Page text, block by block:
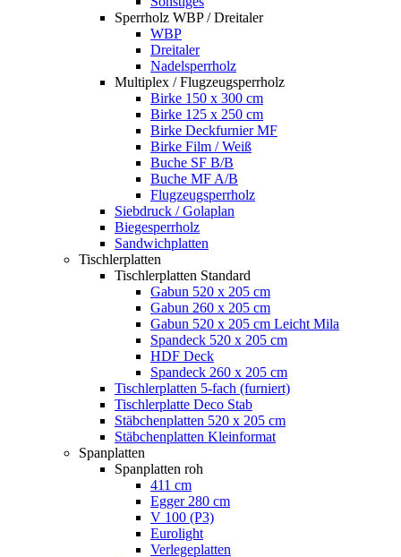
Sperrholz WBP / Dreitaler
WBP
Dreitaler
Nadelsperrholz
Multiplex / Flugzeugsperrholz
Birke 150 x 300 cm
Birke 125 x 250 cm
Birke Deckfurnier MF
Birke Film / Weiß
Buche SF B/B
Buche MF A/B
Flugzeugsperrholz
Siebdruck / Golaplan
Biegesperrholz
Sandwichplatten
Tischlerplatten
Tischlerplatten Standard
Gabun 520 x 205 cm
Gabun 260 x 205 cm
Gabun 520 x 205 cm Leicht Mila
Spandeck 520 x 205 cm
HDF Deck
Spandeck 260 x 205 cm
Tischlerplatten 5-fach (furniert)
Tischlerplatte Deco Stab
Stäbchenplatten 520 x 205 cm
Stäbchenplatten Kleinformat
Spanplatten
Spanplatten roh
411 cm
Egger 280 cm
V 100 (P3)
Eurolight
Verlegeplatten